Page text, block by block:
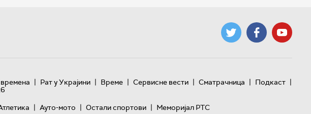
| Рат у Украјини | Време | Сервисне вести | Сматрачница | Подкаст |
| Ауто-мото | Остали спортови | Меморијал РТС